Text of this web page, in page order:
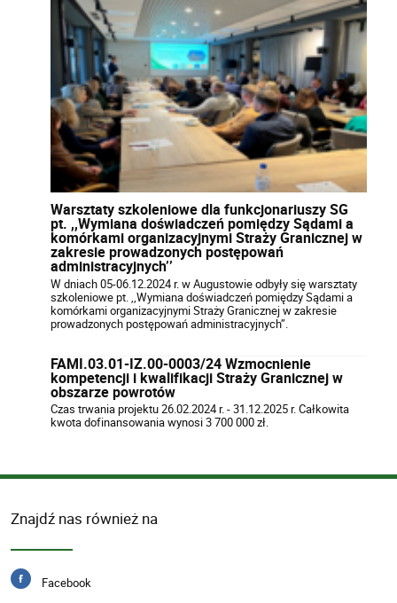
Warsztaty szkoleniowe dla funkcjonariuszy SG
pt. ,,Wymiana doświadczeń pomiędzy Sądami a
komórkami organizacyjnymi Straży Granicznej w
zakresie prowadzonych postępowań
administracyjnych’’
W dniach 05-06.12.2024 r. w Augustowie odbyły się warsztaty
szkoleniowe pt. ,,Wymiana doświadczeń pomiędzy Sądami a
komórkami organizacyjnymi Straży Granicznej w zakresie
prowadzonych postępowań administracyjnych’’.
FAMI.03.01-IZ.00-0003/24 Wzmocnienie
kompetencji i kwalifikacji Straży Granicznej w
obszarze powrotów
Czas trwania projektu 26.02.2024 r. - 31.12.2025 r. Całkowita
kwota dofinansowania wynosi 3 700 000 zł.
Znajdź nas również na
Facebook